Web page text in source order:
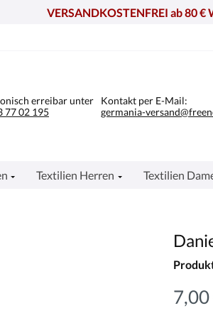
VERSANDKOSTENFREI ab 80
erreibar unter
77 02 195
Kontakt per E-Mail:
germania-
Textilien Herren Textilien
7,00